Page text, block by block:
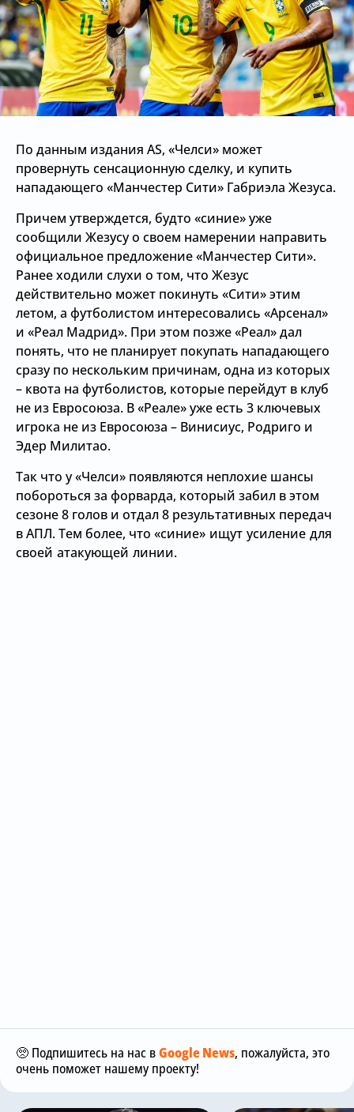
По данным издания AS, «Челси» может
провернуть сенсационную сделку, и купить
нападающего «Манчестер Сити» Габриэла Жезуса.
Причем утверждется, будто «синие» уже
сообщили Жезусу о своем намерении направить
официальное предложение «Манчестер Сити».
Ранее ходили слухи о том, что Жезус
действительно может покинуть «Сити» этим
летом, а футболистом интересовались «Арсенал»
и «Реал Мадрид». При этом позже «Реал» дал
понять, что не планирует покупать нападающего
сразу по нескольким причинам, одна из которых
– квота на футболистов, которые перейдут в клуб
не из Евросоюза. В «Реале» уже есть 3 ключевых
игрока не из Евросоюза – Винисиус, Родриго и
Эдер Милитао.
Так что у «Челси» появляются неплохие шансы
побороться за форварда, который забил в этом
сезоне 8 голов и отдал 8 результативных передач
в АПЛ. Тем более, что «синие» ищут усиление для
своей атакующей линии.
🥺 Подпишитесь на нас вGoogle News, пожалуйста, это
очень поможет нашему проекту!